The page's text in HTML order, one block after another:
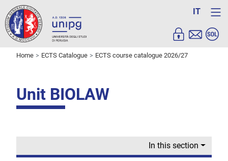
IT
Home ECTS Catalogue ECTS course catalogue 2026/27
Unit BIOLAW
In this section